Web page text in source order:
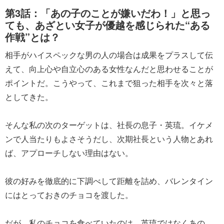
第3話：「あの子のことが嫌いだわ！」と思っ
ても、あざとい女子が優越を感じられた“ある
作戦”とは？
相手がハイスペックな男の人の場合は成果をプラスして伝
えて、向上心や自立心のある女性なんだと思わせることが
ポイントだ。こうやって、これまで狙った相手を次々と落
としてきた。
そんな私の次のターゲットは、社長の息子・英琉。イケメ
ンで人当たりもよさそうだし、次期社長という人物とあれ
ば、アプローチしない理由はない。
彼の好みを徹底的に下調べして距離を詰め、バレンタイン
にはとっておきのチョコを渡した。